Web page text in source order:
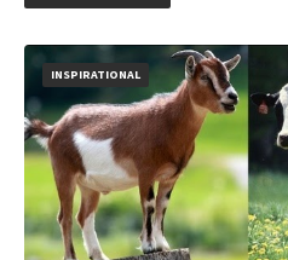
INSPIRATIONAL